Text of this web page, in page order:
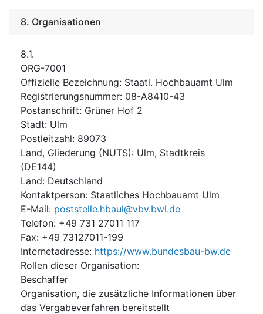
8. Organisationen
8.1.
ORG-7001
Offizielle Bezeichnung: Staatl. Hochbauamt Ulm
Registrierungsnummer: 08-A8410-43
Postanschrift: Grüner Hof 2
Stadt: Ulm
Postleitzahl: 89073
Land, Gliederung (NUTS): Ulm, Stadtkreis
(DE144)
Land: Deutschland
Kontaktperson: Staatliches Hochbauamt Ulm
E-Mail: poststelle.hbaul@vbv.bwl.de
Telefon: +49 731 27011 117
Fax: +49 73127011-199
Internetadresse: https://www.bundesbau-bw.de
Rollen dieser Organisation:
Beschaffer
Organisation, die zusätzliche Informationen über
das Vergabeverfahren bereitstellt